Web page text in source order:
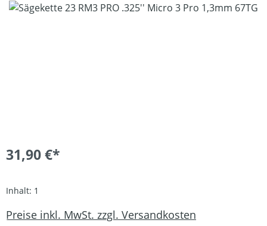
Bildergalerie überspringen
31,90 €*
Inhalt: 1
Preise inkl. MwSt. zzgl. Versandkosten